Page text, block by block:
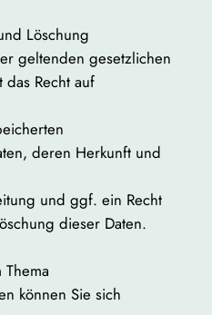
Löschung
geltenden gesetzlichen
Recht auf
deren Herkunft und
und ggf. ein Recht
dieser Daten.
können Sie sich